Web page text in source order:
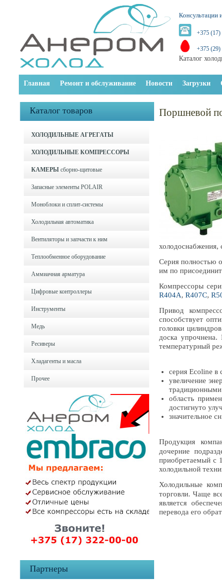
Консультации
+375 (17)
+375 (29)
Каталог
Главная Ремонт и обслуживание Новости Загрузки
Каталог товаров
ХОЛОДИЛЬНЫЕ АГРЕГАТЫ
ХОЛОДИЛЬНЫЕ КОМПРЕССОРЫ
КАМЕРЫ сборно-щитовые
Запасные элементы POLAIR
Моноблоки и cплит-системы
Холодильная автоматика
Вентиляторы и запчасти к ним
Теплообменное оборудование
Аммиачная арматура
Цифровые контроллеры
Инструменты
Медь
Ресиверы
Хладагенты и масла
Прочее
Партнеры
Поршневой
холодоснабжения,
Серия полностью
им по
Компрессоры
R404A, R407C,
Привод
способствует
головки
доска
температурный
серия Ecoline в
увеличение
область
достигнуто
значительное
Продукция
дочерние
приобретаемый с
холодильной
Холодильные
торговли. Чаще
является
перевода его